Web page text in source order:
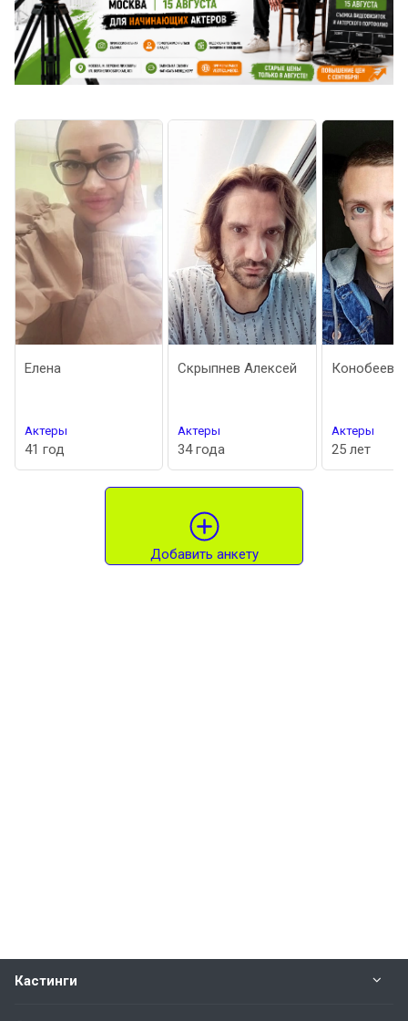
год
Скрыпнев Алексей
Актеры
34 года
Конобеев
Актеры
25 лет
Добавить анкету
Кастинги